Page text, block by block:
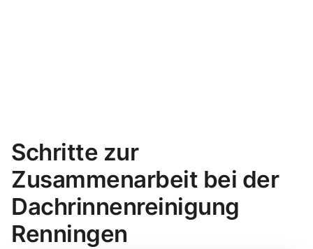
Schritte zur
Zusammenarbeit bei der
Dachrinnenreinigung
Renningen